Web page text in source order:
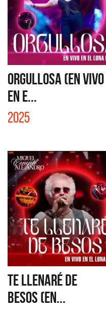
ORGULLOSA (EN VIVO
EN E...
2025
TE LLENARÉ DE
BESOS (EN...